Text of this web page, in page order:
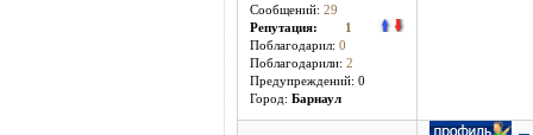
Сообщений: 29
Репутация:
1
Поблагодарил: 0
Поблагодарили: 2
Предупреждений: 0
Город: Барнаул